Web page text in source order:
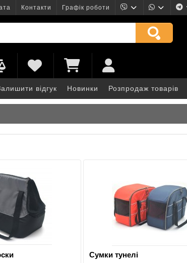
Контакти Графік роботи
відгук Новинки Розпродаж товарів
Сумки тунелі